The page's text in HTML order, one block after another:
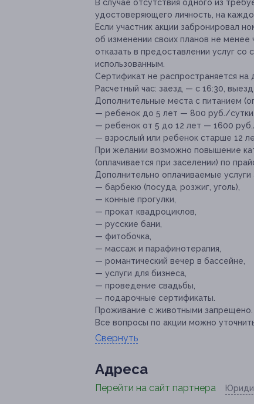
В случае отсутствия одного из
удостоверяющего личность, на
Если участник акции забронировал
об изменении своих планов не менее
отказать в предоставлении услуг со
использованным.
Сертификат не распространяется на
Расчетный час: заезд — с 16:30,
Дополнительные места с питанием
— ребенок до 5 лет — 800 руб./сутки,
— ребенок от 5 до 12 лет — 1600
— взрослый или ребенок старше 12
При желании возможно повышение
(оплачивается при заселении) по
Дополнительно оплачиваемые услуги
— барбекю (посуда, розжиг, уголь),
— конные прогулки,
— прокат квадроциклов,
— русские бани,
— фитобочка,
— массаж и парафинотерапия,
— романтический вечер в бассейне,
— услуги для бизнеса,
— проведение свадьбы,
— подарочные сертификаты.
Проживание с животными запрещено.
Все вопросы по акции можно
Свернуть
Адресa
Перейти на сайт партнера